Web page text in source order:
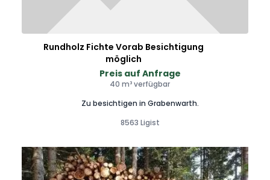
Rundholz Fichte Vorab Besichtigung
möglich
Preis auf Anfrage
40 m³ verfügbar
Zu besichtigen in Grabenwarth.
8563 Ligist